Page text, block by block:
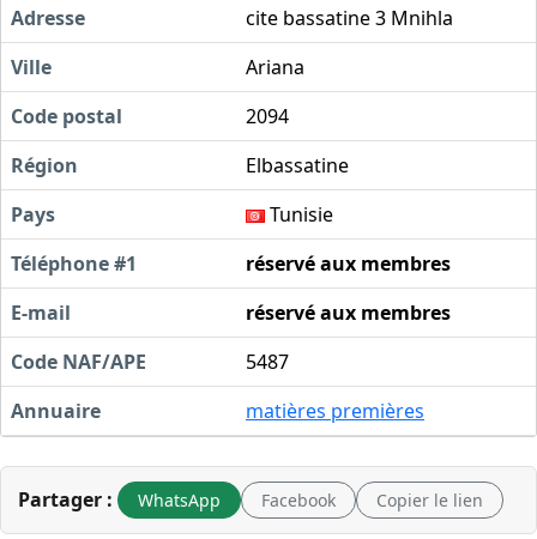
Adresse
cite bassatine 3 Mnihla
Ville
Ariana
Code postal
2094
Région
Elbassatine
Pays
Tunisie
Téléphone #1
réservé aux membres
E-mail
réservé aux membres
Code NAF/APE
5487
Annuaire
matières premières
Partager : WhatsApp Facebook Copier le lien